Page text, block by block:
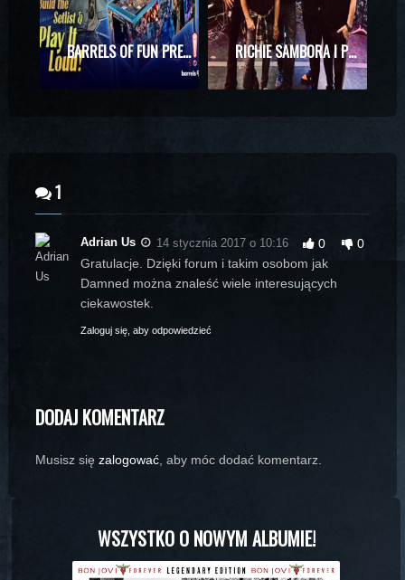
BARRELS OF FUN PREZENTUJE MASZYNĘ DO PINBALLA Z MOTYWAMI BON JOVI RICHIE SAMBORA I PHIL X RAZEM NA SCENIE! WYJĄTKOWE SPOTKANIE PODCZAS KONCERTU KINGS OF CHAOS
1
Adrian Us 14 stycznia 2017 o 10:16
Gratulacje. Dzięki forum i takim osobom jak
Damned można znaleść wiele interesujących
ciekawostek.
0 0
Zaloguj się, aby odpowiedzieć
DODAJ KOMENTARZ
Musisz się zalogować, aby móc dodać komentarz.
WSZYSTKO O NOWYM ALBUMIE!